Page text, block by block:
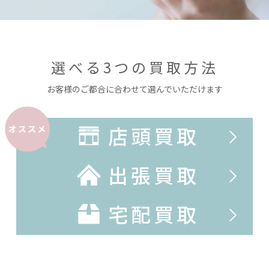
選べる3つの買取方法
お客様のご都合に合わせて選んでいただけます
オススメ
店頭買取
出張買取
宅配買取